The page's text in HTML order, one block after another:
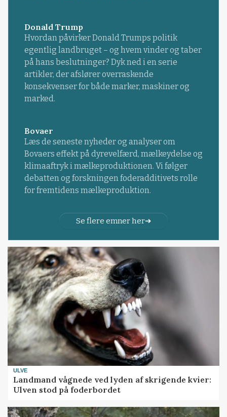
Donald Trump
Hvordan påvirker Donald Trumps politik
egentlig landbruget – og hvem vinder og taber
på hans beslutninger? Dyk ned i en serie
artikler, der afslører overraskende
konsekvenser for både marker, maskiner og
marked.
Bovaer
Læs de seneste nyheder og analyser om
Bovaers effekt på dyrevelfærd, mælkeydelse og
klimaaftryk i mælkeproduktionen. Vi følger
debatten og forskningen foderadditivets rolle
for fremtidens mælkeproduktion.
Se flere emner her
ULVE
Landmand vågnede ved lyden af skrigende kvier:
Ulven stod på foderbordet